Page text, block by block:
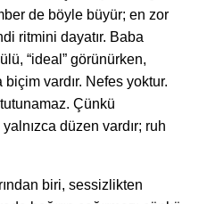
de böyle büyür; en zor
ritmini dayatır. Baba
“ideal” görünürken,
vardır. Nefes yoktur.
Çünkü
düzen vardır; ruh
biri, sessizlikten